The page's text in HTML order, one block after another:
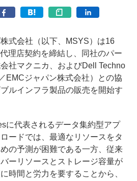
式会社（以下、MSYS）は16
理店契約を締結し、同社のパー
社マクニカ、およびDell Techno
EMCジャパン株式会社）との協
ルインフラ製品の販売を開始す
に代表されるデータ集約型アプ
ードでは、最適なリソースをタ
の予測が困難である一方、従来
ーリソースとストレージ容量が
時間と労力を要することから、